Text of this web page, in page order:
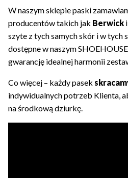
W naszym sklepie paski
producentów takich jak Berwick i
szyte z tych samych skór i w tych
dostępne w naszym
gwarancję idealnej harmonii
Co więcej – każdy pasek
indywidualnych potrzeb Klienta,
na środkową dziurkę.